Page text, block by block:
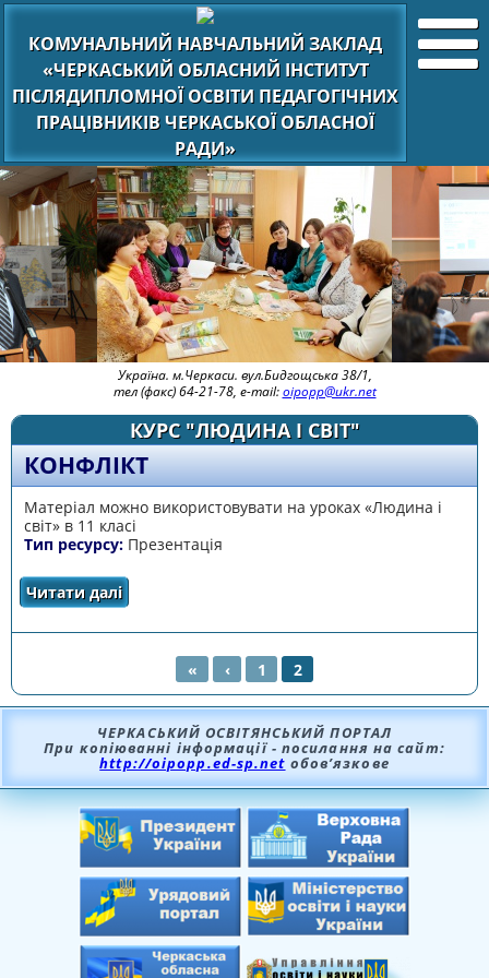
КОМУНАЛЬНИЙ НАВЧАЛЬНИЙ ЗАКЛАД
«ЧЕРКАСЬКИЙ ОБЛАСНИЙ ІНСТИТУТ
ПІСЛЯДИПЛОМНОЇ ОСВІТИ ПЕДАГОГІЧНИХ
ПРАЦІВНИКІВ ЧЕРКАСЬКОЇ ОБЛАСНОЇ
РАДИ»
Україна. м.Черкаси. вул.Бидгощська 38/1,
тел (факс) 64-21-78, e-mail:oipopp@ukr.net
КУРС "ЛЮДИНА І СВІТ"
КОНФЛІКТ
Матеріал можно використовувати на уроках «Людина і
світ» в 11 класі
Тип ресурсу: Презентація
Читати даліпро Конфлікт
СТОРІНКИ
« ‹ 1 2
ЧЕРКАСЬКИЙ ОСВІТЯНСЬКИЙ ПОРТАЛ
При копіюванні інформації - посилання на сайт:
http://oipopp.ed-sp.net обов’язкове